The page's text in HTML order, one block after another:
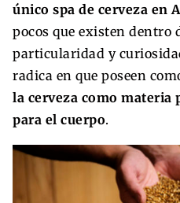
único spa de cerveza en
pocos que existen dentro
particularidad y
radica en que poseen
la cerveza como materia
para el cuerpo.